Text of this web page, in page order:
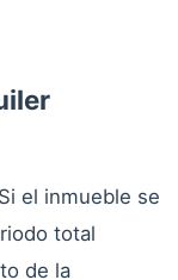
el inmueble se
total
de la